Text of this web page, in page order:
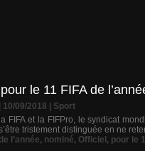
le 11 FIFA de
| 10/09/2018
Sport
la FIFA et la FIFPro, le syndicat
tristement distinguée en ne
de l’année, nominé, Officiel , pour le